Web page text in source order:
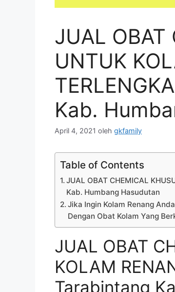
JUAL OBAT
UNTUK
Kab.
April 4, 2021 oleh gkfamily
Table of Contents
JUAL OBAT CHEMICAL
Kab. Humbang Hasudutan
Jika Ingin Kolam Renang
Dengan Obat Kolam Yang
JUAL OBAT
KOLAM
Tarabintang